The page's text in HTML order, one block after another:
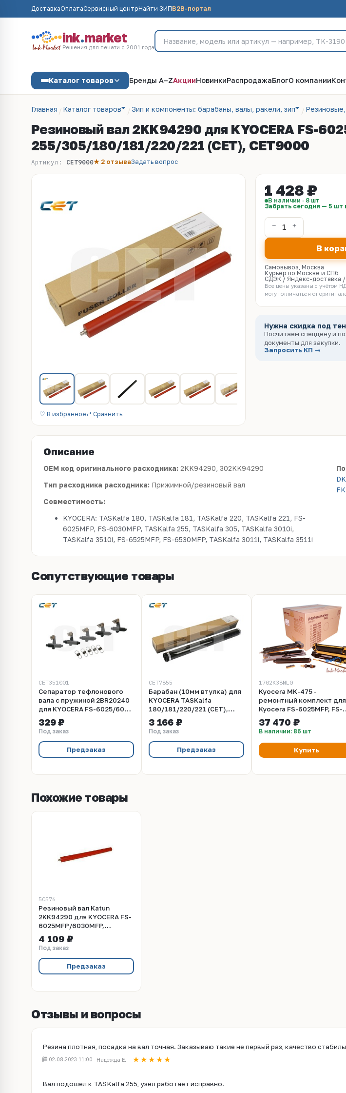
ДоставкаОплатаСервисный центрНайти ЗИПB2B-портал
ink.market
Решения для печати с 2001 года
Каталог товаров Бренды A–ZАкцииНовинкиРаспродажаБлогО компании
Главная Каталог товаров Зип и компоненты: барабаны, валы, ракели, зип
Резиновый вал 2KK94290 для KYOCERA FS-
255/305/180/181/220/221 (CET), CET9000
Артикул: CET9000★ 2 отзываЗадать вопрос
♡ В избранное⇄ Сравнить
1 428 ₽
В наличии · 8 шт
Забрать сегодня — 5 шт
В
Самовывоз, Москва
Курьер по Москве и СПб
СДЭК / Яндекс-доставка
Все цены указаны с учётом
могут отличаться от
Нужна скидка под
Посчитаем спеццену и
документы для закупки.
Запросить КП →
Описание
OEM код оригинального расходника: 2KK94290, 302KK94290
Тип расходника расходника: Прижимной/резиновый вал
Совместимость:
KYOCERA: TASKalfa 180, TASKalfa 181, TASKalfa 220, TASKalfa 221, FS-
6025MFP, FS-6030MFP, TASKalfa 255, TASKalfa 305, TASKalfa 3010i,
TASKalfa 3510i, FS-6525MFP, FS-6530MFP, TASKalfa 3011i, TASKalfa 3511i
Сопутствующие товары
CET351001
Сепаратор тефлонового
вала с пружиной 2BR20240
для KYOCERA FS-6025/6030
(CET), CET351001
329 ₽
Под заказ
Предзаказ
CET7855
Барабан (10мм втулка) для
KYOCERA TASKalfa
180/181/220/221 (CET),
150000 стр., CET7855
3 166 ₽
Под заказ
Предзаказ
1702K38NL0
Kyocera MK-475 -
ремонтный комплект для
Kyocera FS-6025MFP, FS-
6030MFP, FS-6025MFP
37 470 ₽
В наличии: 86 шт
Купить
Похожие товары
50576
Резиновый вал Katun
2KK94290 для KYOCERA FS-
6025MFP/6030MFP,
TASKalfa 255, 305, 180, 181,
220, 221
4 109 ₽
Под заказ
Предзаказ
Отзывы и вопросы
Резина плотная, посадка на вал точная. Заказываю такие не первый раз, качество
02.08.2023 11:00 Надежда Е.
Вал подошёл к TASKalfa 255, узел работает исправно.